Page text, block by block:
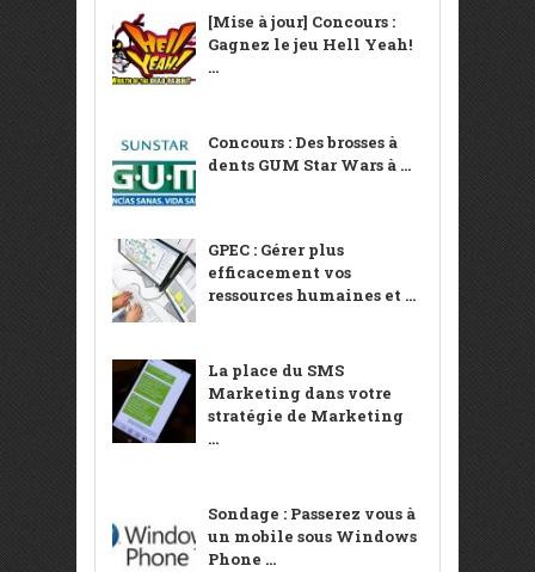
[Mise à jour] Concours :
Gagnez le jeu Hell Yeah!
...
Concours : Des brosses à
dents GUM Star Wars à ...
GPEC : Gérer plus
efficacement vos
ressources humaines et ...
La place du SMS
Marketing dans votre
stratégie de Marketing
...
Sondage : Passerez vous à
un mobile sous Windows
Phone ...